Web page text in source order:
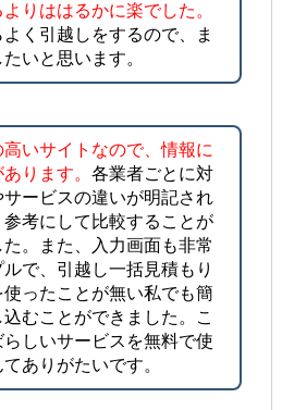
りははるかに楽でした。
く引越しをするので、ま
いと思います。
いサイトなので、情報に
ります。 各業者ごとに対
サービスの違いが明記され
考にして比較することが
た。また、入力画面も非常
で、引越し一括見積もり
ったことが無い私でも簡
むことができました。こ
らしいサービスを無料で使
ありがたいです。